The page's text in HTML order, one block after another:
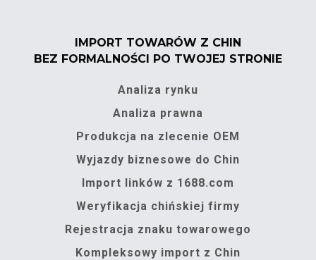
IMPORT TOWARÓW Z CHIN
BEZ FORMALNOŚCI PO TWOJEJ STRONIE
Analiza rynku
Analiza prawna
Produkcja na zlecenie OEM
Wyjazdy biznesowe do Chin
Import linków z 1688.com
Weryfikacja chińskiej firmy
Rejestracja znaku towarowego
Kompleksowy import z Chin